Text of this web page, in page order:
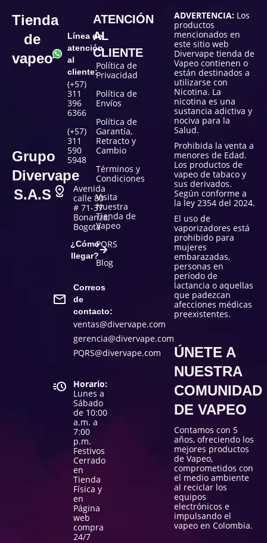
Tienda
de
vapeo
Grupo
Divervape
S.A.S
Línea de
atención
al
cliente:
(+57)
311
396
6366
(+57)
311
590
5948
Avenida
calle 80
# 71-37
Bonanza,
Bogotá
¿Cómo
llegar?
Correos
de
contacto:
ventas@divervape.com
gerencia@divervape.com
PQRS@divervape.com
Horario:
Lunes a
Sábado
de 10:00
a.m. a
7:00
p.m.
Festivos
Cerrado
en
Tienda
Física y
en
Página
web
compra
24/7
ATENCIÓN
AL
CLIENTE
Política de
Privacidad
Política de
Envíos
Política de
Garantía,
Retracto y
Cambio
Términos y
Condiciones
Visita
Nuestra
Tienda de
Vapeo
PQRS
Blog
ADVERTENCIA: Los
productos
mencionados en
este sitio web
Divervape tienda de
Vapeo contienen o
están destinados a
utilizarse con
Nicotina. La
nicotina es una
sustancia adictiva y
nociva para la
Salud.
Prohibida la venta a
menores de Edad.
Los productos de
vapeo de tabaco y
sus derivados.
Según conforme a
la ley 2354 del 2024.
El uso de
vaporizadores está
prohibido para
mujeres
embarazadas,
personas en
período de
lactancia o aquellas
que padezcan
afecciones médicas
preexistentes.
ÚNETE A
NUESTRA
COMUNIDAD
DE VAPEO
Contamos con 5
años, ofreciendo los
mejores productos
de Vapeo,
comprometidos con
el medio ambiente
al reciclar los
equipos
electrónicos e
impulsando el
vapeo en Colombia.